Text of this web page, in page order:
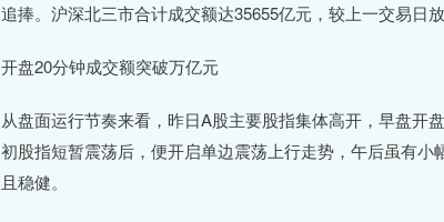
追捧。沪深北三市合计成交额达35655亿元，较上一交易日
开盘20分钟成交额突破万亿元
从盘面运行节奏来看，昨日A股主要股指集体高开，早盘开
初股指短暂震荡后，便开启单边震荡上行走势，午后虽有
且稳健。